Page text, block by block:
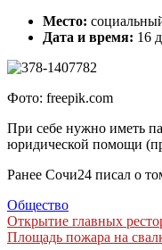
Место:
Дата и время: 16
Фото: freepik.com
При себе нужно иметь
юридической помощи
Ранее Сочи24 писал о
Общество
Навигация
Открытие главных
Площадь пожара на